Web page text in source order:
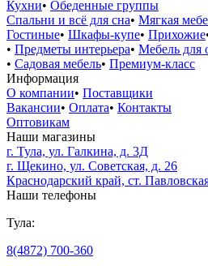
Кухни• Обеденные группы
Спальни и всё для сна• Мягкая
Гостиные• Шкафы-купе• Прихожие
• Предметы интерьера• Мебель для
• Садовая мебель• Премиум-класс
Информация
О компании• Поставщики
Вакансии• Оплата• Контакты
Оптовикам
Наши магазины
г. Тула, ул. Галкина, д. 3Д
г. Щекино, ул. Советская, д. 26
Краснодарский край, ст.
Наши телефоны
Тула:
8(4872) 700-360